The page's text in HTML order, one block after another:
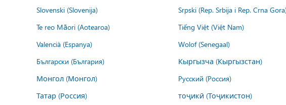
Slovenski (Slovenija)
Srpski (Rep. Srbija i Rep. Crna
Te reo Māori (Aotearoa)
Tiếng Việt (Việt Nam)
Valencià (Espanya)
Wolof (Senegaal)
Български (България)
Кыргызча (Кыргызстан)
Монгол (Монгол)
Русский (Россия)
Татар (Россия)
тоҷикӣ (Тоҷикистон)